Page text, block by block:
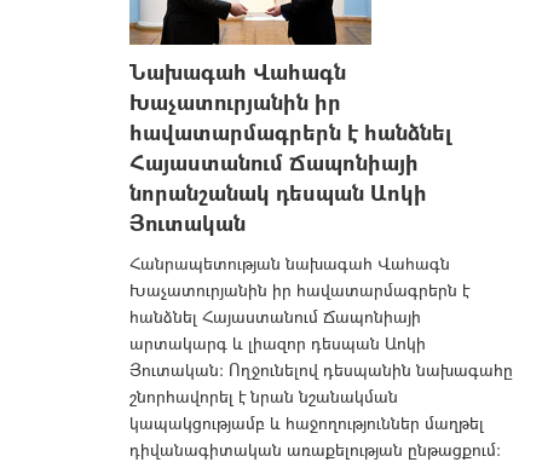
Նախագահ Վահագն
Խաչատուրյանին իր
հավատարմագրերն է հանձնել
Հայաստանում Ճապոնիայի
նորանշանակ դեսպան Աոկի
Յուտական
Հանրապետության նախագահ Վահագն
Խաչատուրյանին իր հավատարմագրերն է
հանձնել Հայաստանում Ճապոնիայի
արտակարգ և լիազոր դեսպան Աոկի
Յուտական: Ողջունելով դեսպանին նախագահը
շնորհավորել է նրան նշանակման
կապակցությամբ և հաջողություններ մաղթել
դիվանագիտական առաքելության ընթացքում: